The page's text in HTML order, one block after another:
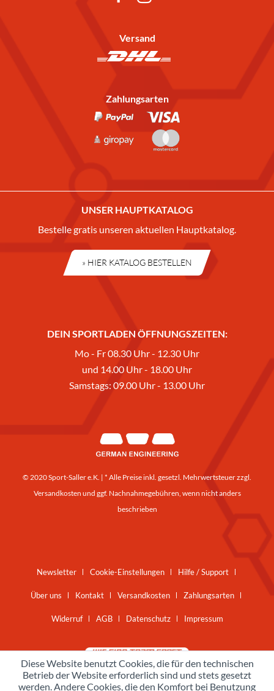
Versand
Zahlungsarten
UNSER HAUPTKATALOG
Bestelle gratis unseren aktuellen Hauptkatalog.
» HIER KATALOG BESTELLEN
DEIN SPORTLADEN ÖFFNUNGSZEITEN:
Mo - Fr 08.30 Uhr - 12.30 Uhr
und 14.00 Uhr - 18.00 Uhr
Samstags: 09.00 Uhr - 13.00 Uhr
© 2020 Sport-Saller e.K. | * Alle Preise inkl. gesetzl. Mehrwertsteuer zzgl.
Versandkosten und ggf. Nachnahmegebühren, wenn nicht anders
beschrieben
Newsletter Cookie-Einstellungen Hilfe / Support
Über uns Kontakt Versandkosten Zahlungsarten
Widerruf AGB Datenschutz Impressum
Diese Website benutzt Cookies, die für den technischen
Betrieb der Website erforderlich sind und stets gesetzt
werden. Andere Cookies, die den Komfort bei Benutzung